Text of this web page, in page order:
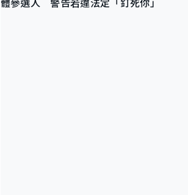
體參選人 警告若違法定「釘死你」